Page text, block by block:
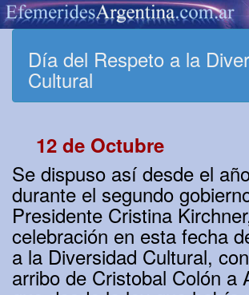
Día del Respeto a la
Cultural
12 de Octubre
Se dispuso así desde el
durante el segundo
Presidente Cristina
celebración en esta fecha
a la Diversidad Cultural,
arribo de Cristobal Colón a